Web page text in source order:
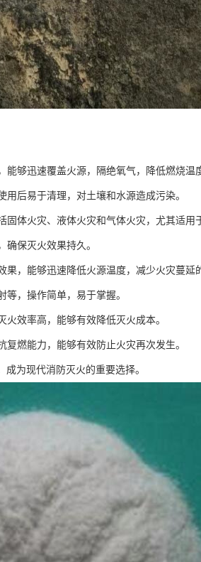
够迅速覆盖火源，隔绝氧气，降低燃烧温
后易于清理，对土壤和水源造成污染。
体火灾、液体火灾和气体火灾，尤其适用
保灭火效果持久。
，能够迅速降低火源温度，减少火灾蔓延
，操作简单，易于掌握。
效率高，能够有效降低灭火成本。
燃能力，能够有效防止火灾再次发生。
为现代消防灭火的重要选择。